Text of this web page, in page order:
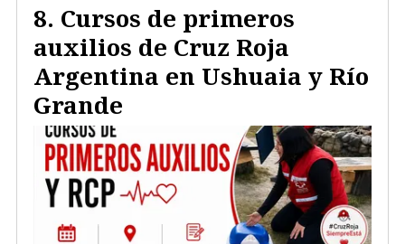
Cursos de primeros
auxilios de Cruz Roja
Argentina en Ushuaia y Río
Grande